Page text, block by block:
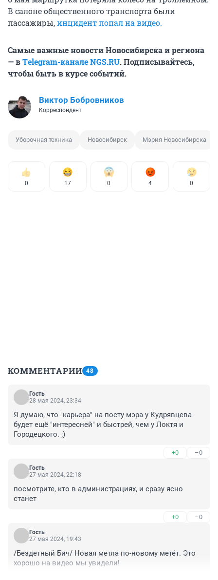
В салоне общественного транспорта были
пассажиры,инцидент попал на видео.
Самые важные новости Новосибирска и региона
— вТelegram-канале NGS.RU. Подписывайтесь,
чтобы быть в курсе событий.
Виктор Бобровников
Корреспондент
Уборочная техника Новосибирск Мэрия Новосибирска
0 17 0 4 0
КОММЕНТАРИИ 48
Гость
28 мая 2024, 23:34
Я думаю, что "карьера" на посту мэра у Кудрявцева
будет ещё "интересней" и быстрей, чем у Локтя и
Городецкого. ;)
+0 –0
Гость
27 мая 2024, 22:18
посмотрите, кто в администрациях, и сразу ясно
станет
+0 –0
Гость
27 мая 2024, 19:43
/Бездетный Бич/ Новая метла по-новому метёт. Это
хорошо на видео мы увидели!